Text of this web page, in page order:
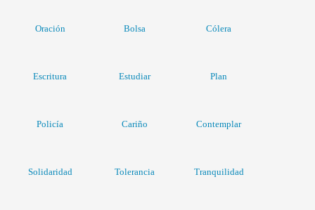
Oración Bolsa Cólera
Escritura Estudiar Plan
Policía Cariño Contemplar
Solidaridad Tolerancia Tranquilidad